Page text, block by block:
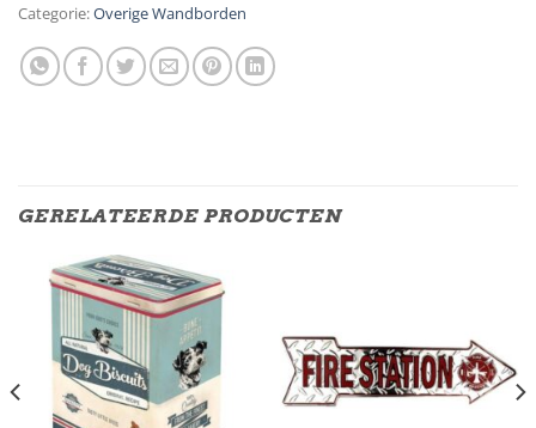
Categorie:Overige Wandborden
GERELATEERDE PRODUCTEN